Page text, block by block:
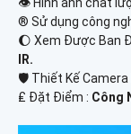
👁 Hình ảnh chất
®️ Sử dụng công
🌔 Xem Được Ban
IR.
🛡 Thiết Kế Camera
️₤ Đặt Điểm : Công